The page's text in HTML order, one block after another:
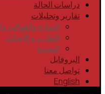
دراسات الحالة
تقارير وتحليلات
النماذج والقوالب
التقارير و الأبحاث
المدونة
البروفايل
تواصل معنا
English